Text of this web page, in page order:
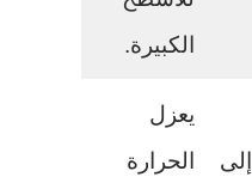
الكبيرة.
من 50 إلى
يعزل
الحرارة